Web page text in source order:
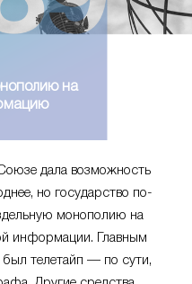
на
дала возможность
но государство по-
монополию на
информации. Главным
телетайп — по сути,